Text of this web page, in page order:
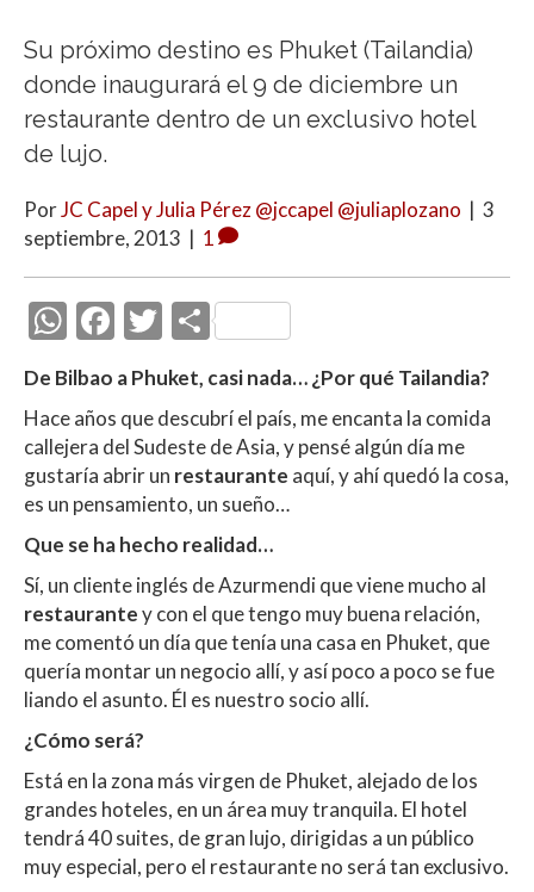
Su próximo destino es Phuket (Tailandia)
donde inaugurará el 9 de diciembre un
restaurante dentro de un exclusivo hotel
de lujo.
PorJC Capel y Julia Pérez @jccapel @juliaplozano | 3
septiembre, 2013 | 1
W
h
at
s
A
p
p
F
ac
e
b
o
o
k
T
w
itt
er
C
m
p
ar
ti
r
De Bilbao a Phuket, casi nada… ¿Por qué Tailandia?
Hace años que descubrí el país, me encanta la comida
callejera del Sudeste de Asia, y pensé algún día me
gustaría abrir un restaurante aquí, y ahí quedó la cosa,
es un pensamiento, un sueño…
Que se ha hecho realidad…
Sí, un cliente inglés de Azurmendi que viene mucho al
restaurantey con el que tengo muy buena relación,
me comentó un día que tenía una casa en Phuket, que
quería montar un negocio allí, y así poco a poco se fue
liando el asunto. Él es nuestro socio allí.
¿Cómo será?
Está en la zona más virgen de Phuket, alejado de los
grandes hoteles, en un área muy tranquila. El hotel
tendrá 40 suites, de gran lujo, dirigidas a un público
muy especial, pero el restaurante no será tan exclusivo.